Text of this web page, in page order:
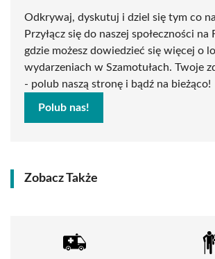
Odkrywaj, dyskutuj i dziel się tym co
Przyłącz się do naszej społeczności na
gdzie możesz dowiedzieć się więcej o
wydarzeniach w Szamotułach. Twoje
- polub naszą stronę i bądź na bieżąco!
Polub nas!
Zobacz Także